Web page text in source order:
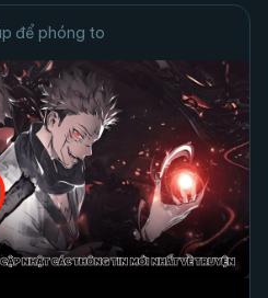
để phóng to